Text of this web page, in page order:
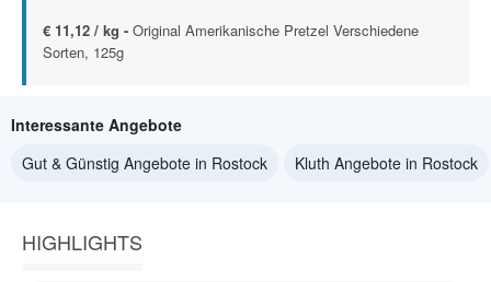
€ 11,12 / kg - Original Amerikanische Pretzel Verschiedene
Sorten, 125g
Interessante Angebote
Gut & Günstig Angebote in Rostock
Kluth Angebote in Rostock
HIGHLIGHTS